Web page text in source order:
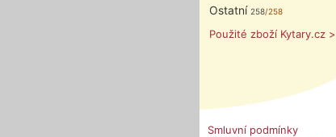
Ostatní 258/258
Použité zboží Kytary.cz >
Smluvní podmínky